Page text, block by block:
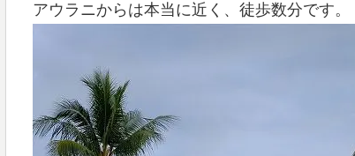
アウラニからは本当に近く、徒歩数分です。